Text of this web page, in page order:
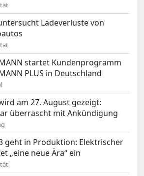
Ladeverluste von
startet Kundenprogramm
PLUS in Deutschland
am 27. August gezeigt:
überrascht mit Ankündigung
geht in Produktion: Elektrischer
„eine neue Ära“ ein